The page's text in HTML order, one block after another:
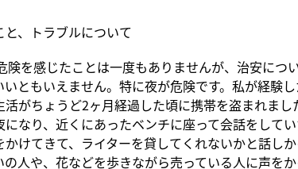
、トラブルについて
を感じたことは一度もありませんが、治安につ
ともいえません。特に夜が危険です。私が経験
がちょうど2ヶ月経過した頃に携帯を盗まれまし
になり、近くにあったベンチに座って会話をして
けてきて、ライターを貸してくれないかと話し
人や、花などを歩きながら売っている人に声を